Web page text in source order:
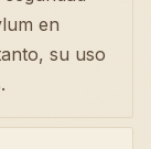
en
su uso